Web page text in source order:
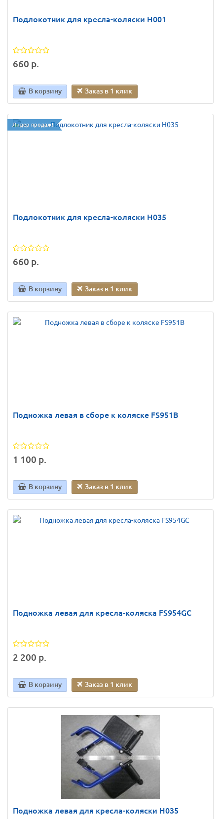
Подлокотник для кресла-коляски Н001
660 р.
В корзину Заказ в 1 клик
Лидер продаж!
Подлокотник для кресла-коляски Н035
660 р.
В корзину Заказ в 1 клик
Подножка левая в сборе к коляске FS951B
1 100 р.
В корзину Заказ в 1 клик
Подножка левая для кресла-коляска FS954GC
2 200 р.
В корзину Заказ в 1 клик
Подножка левая для кресла-коляски Н035